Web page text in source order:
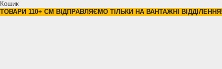
Кошик
ТОВАРИ 110+ СМ ВІДПРАВЛЯЄМО ТІЛЬКИ НА ВАНТАЖНІ